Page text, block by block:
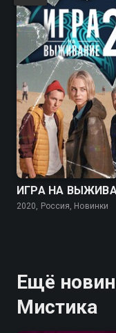
7.5 7.0
ИГРА НА
2020, Россия, Новинки
Ещё
Мистика